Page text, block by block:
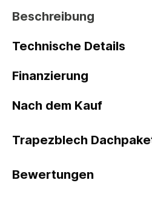
Beschreibung
Technische Details
Finanzierung
Nach dem Kauf
Trapezblech
Bewertungen